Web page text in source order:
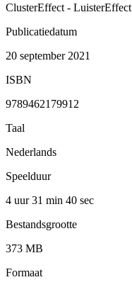
ClusterEffect - LuisterEffect
Publicatiedatum
20 september 2021
ISBN
9789462179912
Taal
Nederlands
Speelduur
4 uur 31 min 40 sec
Bestandsgrootte
373 MB
Formaat